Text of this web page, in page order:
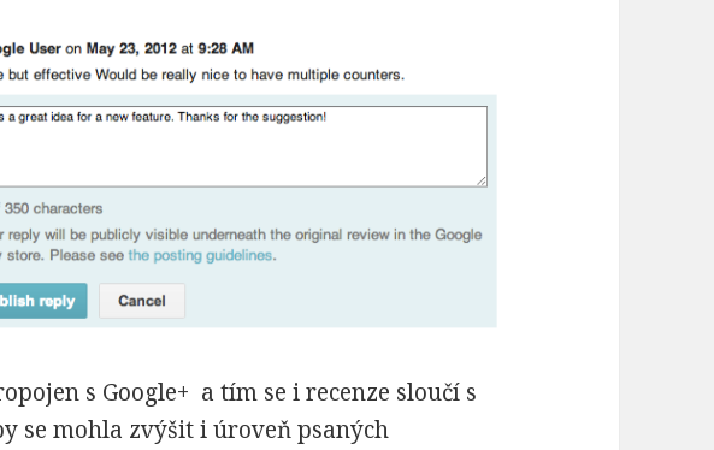
s Google+ a tím se i recenze sloučí s
se mohla zvýšit i úroveň psaných